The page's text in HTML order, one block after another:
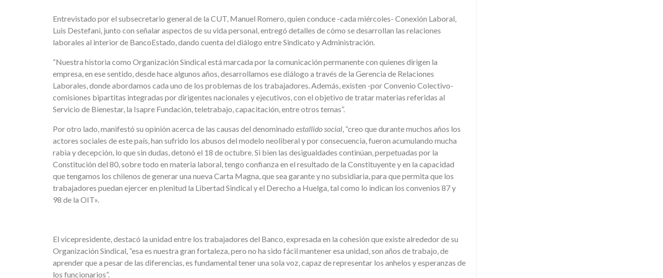
Entrevistado por el subsecretario general de la CUT, Manuel Romero, quien conduce -cada miércoles- Conexión Laboral,
Luis Destefani, junto con señalar aspectos de su vida personal, entregó detalles de cómo se desarrollan las relaciones
laborales al interior de BancoEstado, dando cuenta del diálogo entre Sindicato y Administración.
“Nuestra historia como Organización Sindical está marcada por la comunicación permanente con quienes dirigen la
empresa, en ese sentido, desde hace algunos años, desarrollamos ese diálogo a través de la Gerencia de Relaciones
Laborales, donde abordamos cada uno de los problemas de los trabajadores. Además, existen -por Convenio Colectivo-
comisiones bipartitas integradas por dirigentes nacionales y ejecutivos, con el objetivo de tratar materias referidas al
Servicio de Bienestar, la Isapre Fundación, teletrabajo, capacitación, entre otros temas”.
Por otro lado, manifestó su opinión acerca de las causas del denominado estallido social, “creo que durante muchos años los
actores sociales de este país, han sufrido los abusos del modelo neoliberal y por consecuencia, fueron acumulando mucha
rabia y decepción, lo que sin dudas, detonó el 18 de octubre. Si bien las desigualdades continúan, perpetuadas por la
Constitución del 80, sobre todo en materia laboral, tengo confianza en el resultado de la Constituyente y en la capacidad
que tengamos los chilenos de generar una nueva Carta Magna, que sea garante y no subsidiaria, para que permita que los
trabajadores puedan ejercer en plenitud la Libertad Sindical y el Derecho a Huelga, tal como lo indican los convenios 87 y
98 de la OIT».
El vicepresidente, destacó la unidad entre los trabajadores del Banco, expresada en la cohesión que existe alrededor de su
Organización Sindical, “esa es nuestra gran fortaleza, pero no ha sido fácil mantener esa unidad, son años de trabajo, de
aprender que a pesar de las diferencias, es fundamental tener una sola voz, capaz de representar los anhelos y esperanzas de
los funcionarios”.